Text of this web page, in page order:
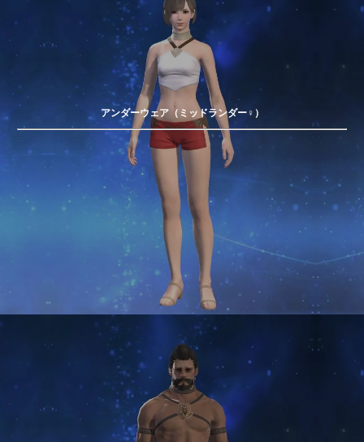
アンダーウェア（ミッドランダー♀）